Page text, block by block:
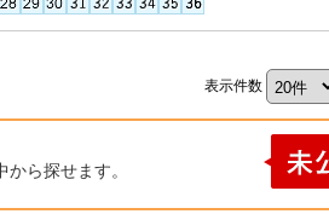
表示件数
から探せます。